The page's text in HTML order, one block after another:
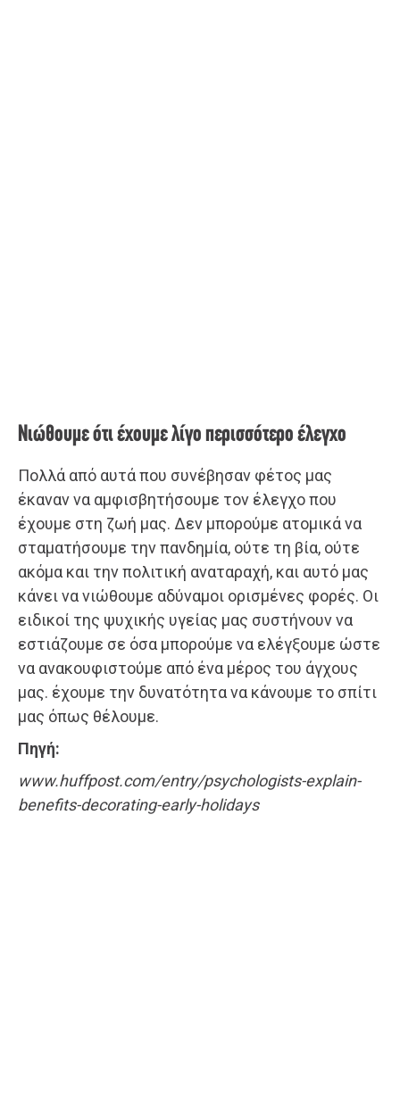
Νιώθουμε ότι έχουμε λίγο περισσότερο έλεγχο
Πολλά από αυτά που συνέβησαν φέτος μας
έκαναν να αμφισβητήσουμε τον έλεγχο που
έχουμε στη ζωή μας. Δεν μπορούμε ατομικά να
σταματήσουμε την πανδημία, ούτε τη βία, ούτε
ακόμα και την πολιτική αναταραχή, και αυτό μας
κάνει να νιώθουμε αδύναμοι ορισμένες φορές. Οι
ειδικοί της ψυχικής υγείας μας συστήνουν να
εστιάζουμε σε όσα μπορούμε να ελέγξουμε ώστε
να ανακουφιστούμε από ένα μέρος του άγχους
μας. έχουμε την δυνατότητα να κάνουμε το σπίτι
μας όπως θέλουμε.
Πηγή:
www.huffpost.com/entry/psychologists-explain-
benefits-decorating-early-holidays